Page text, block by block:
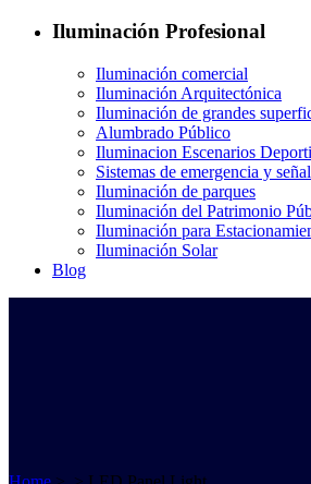
Iluminación Profesional
Iluminación comercial
Iluminación Arquitectónica
Iluminación de grandes
Alumbrado Público
Iluminacion Escenarios
Sistemas de emergencia y
Iluminación de parques
Iluminación del Patrimonio
Iluminación para
Iluminación Solar
Blog